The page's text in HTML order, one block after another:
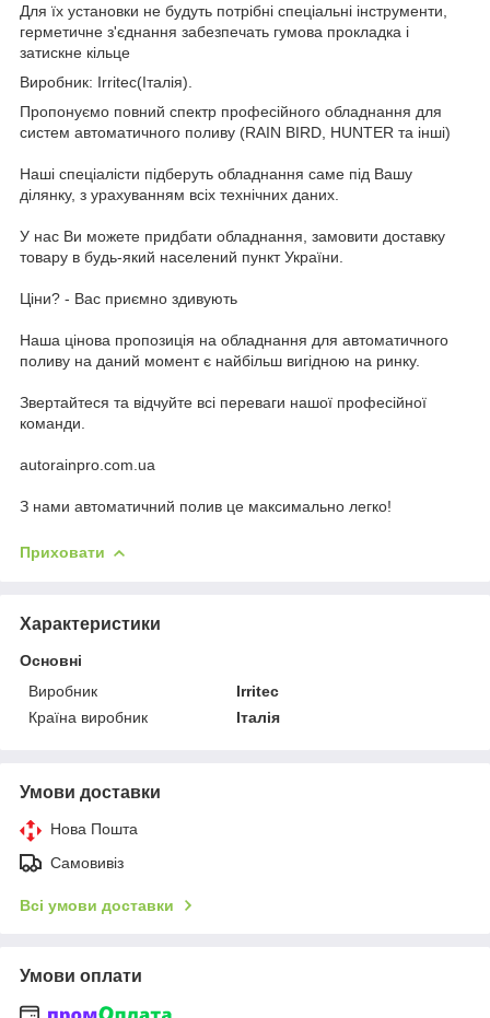
Для їх установки не будуть потрібні спеціальні інструменти,
герметичне з'єднання забезпечать гумова прокладка і
затискне кільце
Виробник: Irritec(Італія).
Пропонуємо повний спектр професійного обладнання для
систем автоматичного поливу (RAIN BIRD, HUNTER та інші)
Наші спеціалісти підберуть обладнання саме під Вашу
ділянку, з урахуванням всіх технічних даних.
У нас Ви можете придбати обладнання, замовити доставку
товару в будь-який населений пункт України.
Ціни? - Вас приємно здивують
Наша цінова пропозиція на обладнання для автоматичного
поливу на даний момент є найбільш вигідною на ринку.
Звертайтеся та відчуйте всі переваги нашої професійної
команди.
autorainpro.com.ua
З нами автоматичний полив це максимально легко!
Приховати
Характеристики
Основні
Виробник
Irritec
Країна виробник
Італія
Умови доставки
Нова Пошта
Самовивіз
Всі умови доставки
Умови оплати